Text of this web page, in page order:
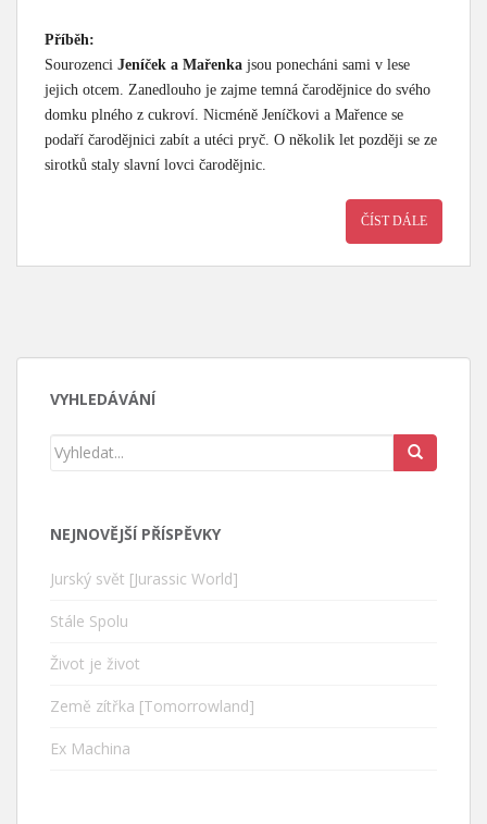
Příběh:
Sourozenci Jeníček a Mařenka jsou ponecháni sami v lese
jejich otcem. Zanedlouho je zajme temná čarodějnice do svého
domku plného z cukroví. Nicméně Jeníčkovi a Mařence se
podaří čarodějnici zabít a utéci pryč. O několik let později se ze
sirotků staly slavní lovci čarodějnic.
ČÍST DÁLE
VYHLEDÁVÁNÍ
NEJNOVĚJŠÍ PŘÍSPĚVKY
Jurský svět [Jurassic World]
Stále Spolu
Život je život
Země zítřka [Tomorrowland]
Ex Machina